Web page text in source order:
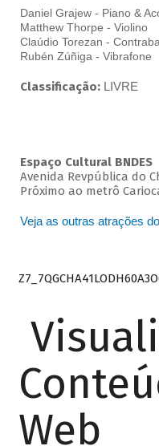
Daniel Grajew - Piano &
Matthew Thorpe - Violino
Claúdio Torezan -
Rubén Zúñiga - Vibrafone
Classificação: LIVRE
Espaço Cultural BNDES
Avenida Revpública do
Próximo ao metrô
Veja as outras atrações
Web